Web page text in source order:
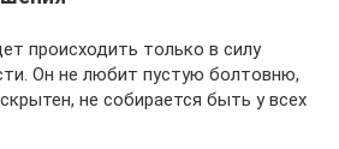
происходить только в силу
Он не любит пустую болтовню,
не собирается быть у всех